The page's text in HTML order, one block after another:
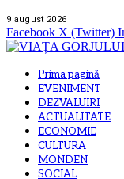
9 august 2026
Facebook X (Twitter)
Prima pagină
EVENIMENT
DEZVALUIRI
ACTUALITATE
ECONOMIE
CULTURA
MONDEN
SOCIAL